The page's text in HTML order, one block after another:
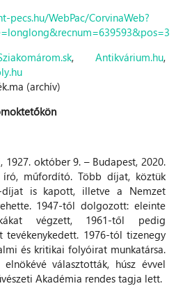
pecs.hu/WebPac/CorvinaWeb?
,Antikvárium.hu,
(archív)
1927. október 9. – Budapest, 2020.
műfordító. Több díjat, köztük
díjat is kapott, illetve a Nemzet
1947-től dolgozott: eleinte
végzett, 1961-től pedig
tevékenykedett. 1976-tól tizenegy
és kritikai folyóirat munkatársa.
választották, húsz évvel
Akadémia rendes tagja lett.